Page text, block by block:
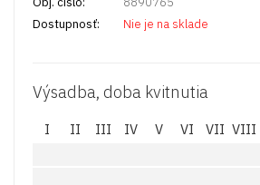
Dostupnosť:
Nie je na sklade
Výsadba, doba kvitnutia
I II III IV V VI VII VIII